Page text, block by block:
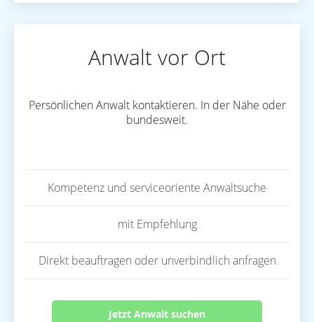
Anwalt vor Ort
Persönlichen Anwalt kontaktieren. In der Nähe oder
bundesweit.
Kompetenz und serviceoriente Anwaltsuche
mit Empfehlung
Direkt beauftragen oder unverbindlich anfragen
Jetzt Anwalt suchen